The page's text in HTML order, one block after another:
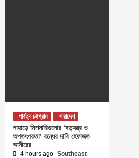
পার্বত্য চট্টগ্রাম সারাদেশ
পাহাড়ে মিশনারিগুলোর ‘ষড়যন্ত্র ও
অপতৎপরতা’ বন্ধের দাবি হেফাজত
আমীরের
4 hours ago Southeast